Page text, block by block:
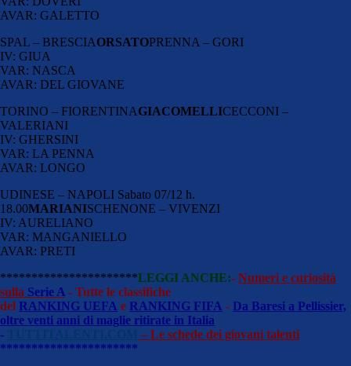
AVAR: GALETTO
SPAL – BRESCIAORSATOPRENNA – GORI
IV: GIUA
VAR: NASCA
AVAR: DEL GIOVANE
TORINO – FIORENTINAGIACOMELLICECCONI –
VALERIANI
IV: GHERSINI
VAR: LA PENNA
AVAR: LONGO
UDINESE – NAPOLI Sabato 07/12 h.
18.00MARIANISCHENONE – VIVENZI
IV: AURELIANO
VAR: MANGANIELLO
AVAR: PRETI
**********************LEGGI ANCHE:- Numeri e curiosità
sulla Serie A - Tutte le classifiche
del RANKING UEFA e RANKING FIFA - Da Baresi a Pellissier,
oltre venti anni di maglie ritirate in Italia
-
– Le schede dei giovani talenti
**********************